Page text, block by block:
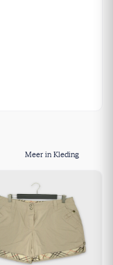
Meer in Kleding